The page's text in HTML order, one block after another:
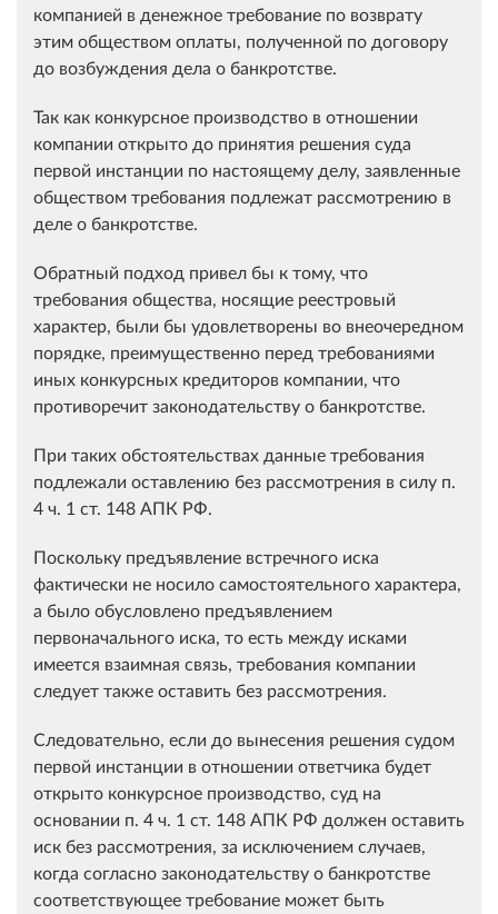
компанией в денежное требование по возврату
этим обществом оплаты, полученной по договору
до возбуждения дела о банкротстве.
Так как конкурсное производство в отношении
компании открыто до принятия решения суда
первой инстанции по настоящему делу, заявленные
обществом требования подлежат рассмотрению в
деле о банкротстве.
Обратный подход привел бы к тому, что
требования общества, носящие реестровый
характер, были бы удовлетворены во внеочередном
порядке, преимущественно перед требованиями
иных конкурсных кредиторов компании, что
противоречит законодательству о банкротстве.
При таких обстоятельствах данные требования
подлежали оставлению без рассмотрения в силу п.
4 ч. 1 ст. 148 АПК РФ.
Поскольку предъявление встречного иска
фактически не носило самостоятельного характера,
а было обусловлено предъявлением
первоначального иска, то есть между исками
имеется взаимная связь, требования компании
следует также оставить без рассмотрения.
Следовательно, если до вынесения решения судом
первой инстанции в отношении ответчика будет
открыто конкурсное производство, суд на
основании п. 4 ч. 1 ст. 148 АПК РФ должен оставить
иск без рассмотрения, за исключением случаев,
когда согласно законодательству о банкротстве
соответствующее требование может быть